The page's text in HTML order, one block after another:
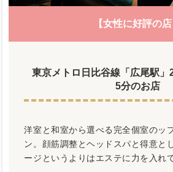
【女性に好評の店
東京メトロ日比谷線「広尾駅」
5分のお店
洋室と和室から選べる完全個室のッ
ン。顔筋調整とヘッドスパと得意と
ージというよりはエステに力を入れ